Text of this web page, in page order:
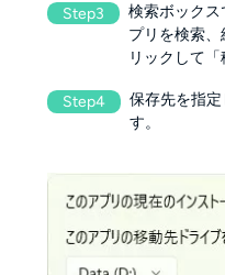
Step3
検索ボック
プリを検索
リックして「
Step4
保存先を指
す。